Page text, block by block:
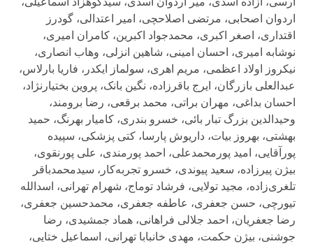
اردوان اصحابی، مرتضی اصلاحچی، امير اعتدالی، گودرز
اقتداری، اصغر اکبری، محمدجواد اکبرين، کامران اميری،
نوشابه اميری، احسان امينی، شاهين انزلی، وهاب انصاری،
نيکروز اولاد اعظمی، مريم اهری، سولماز ايکدر، فاريا بارلاس،
عبدالعلی بازرگان، ايرج باقرزاده، نگين بانک، پروين بختيارنژاد،
احسان بداغی، مهران براتی، محمد برقعی، رضا برومند،
وحيدالدين بزرگ تبار بائی، خسرو بندری، کاميار بهرنگ، حميد
بهشتی، بهروز بيات، داريوش پارسا، کتی پزشکی، سپيده
پورآقايی، اميد پورمحمدعلی، احمد پورمندی، علی پورنقوی،
بيژن پيرزاده، سعيد پيوندی، خسرو تجربه‌کار، سيدمحمدباقر
تلغری‌زاده، مجيد تولايی، فرشاد توماج، شهرام تهرانی، اسدالله
تيورچی، حسن جعفری، عاطفه جعفری، محمدحسين جعفری،
رضا جعفريان، احمد جلالی فراهانی، هماد جمشيدی، رضا
جوشنی، بيژن حکمت، مهدی خانبابا تهرانی، اسماعيل ختايی،